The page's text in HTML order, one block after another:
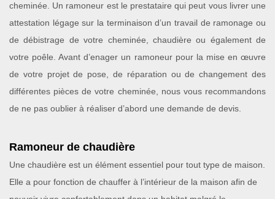
cheminée. Un ramoneur est le prestataire qui peut vous livrer une
attestation légage sur la terminaison d’un travail de ramonage ou
de débistrage de votre cheminée, chaudière ou également de
votre poêle. Avant d’enager un ramoneur pour la mise en œuvre
de votre projet de pose, de réparation ou de changement des
différentes pièces de votre cheminée, nous vous recommandons
de ne pas oublier à réaliser d’abord une demande de devis.
Ramoneur de chaudière
Une chaudière est un élément essentiel pour tout type de maison.
Elle a pour fonction de chauffer à l’intérieur de la maison afin de